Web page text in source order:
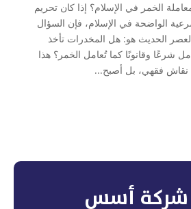
الخمر في الإسلام؟ إذا كان تحريم
الواضحة في الإسلام، فإن السؤال
الحديث هو: هل المخدرات تأخذ
شرعًا وقانونًا كما تُعامل الخمر؟ هذا
نقاش فقهي، بل أصبح...
شركة أسس